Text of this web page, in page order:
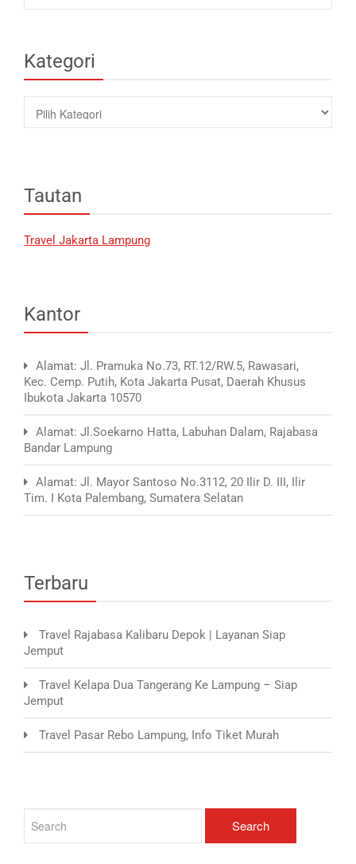
Kategori
Tautan
Travel Jakarta Lampung
Kantor
Alamat: Jl. Pramuka No.73, RT.12/RW.5, Rawasari,
Kec. Cemp. Putih, Kota Jakarta Pusat, Daerah Khusus
Ibukota Jakarta 10570
Alamat: Jl.Soekarno Hatta, Labuhan Dalam, Rajabasa
Bandar Lampung
Alamat: Jl. Mayor Santoso No.3112, 20 Ilir D. III, Ilir
Tim. I Kota Palembang, Sumatera Selatan
Terbaru
Travel Rajabasa Kalibaru Depok | Layanan Siap
Jemput
Travel Kelapa Dua Tangerang Ke Lampung – Siap
Jemput
Travel Pasar Rebo Lampung, Info Tiket Murah